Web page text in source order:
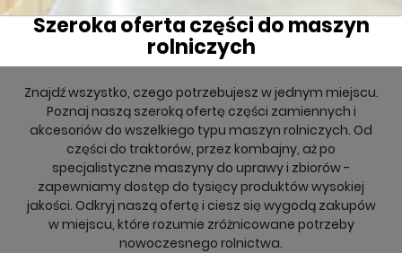
Szeroka oferta części do maszyn
rolniczych
Znajdź wszystko, czego potrzebujesz w jednym miejscu.
Poznaj naszą szeroką ofertę części zamiennych i
akcesoriów do wszelkiego typu maszyn rolniczych. Od
części do traktorów, przez kombajny, aż po
specjalistyczne maszyny do uprawy i zbiorów -
zapewniamy dostęp do tysięcy produktów wysokiej
jakości. Odkryj naszą ofertę i ciesz się wygodą zakupów
w miejscu, które rozumie zróżnicowane potrzeby
nowoczesnego rolnictwa.